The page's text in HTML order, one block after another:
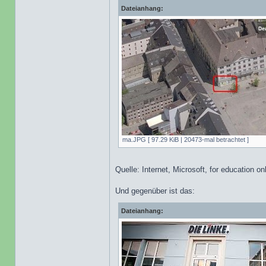
Dateianhang:
ma.JPG [ 97.29 KiB | 20473-mal betrachtet ]
Quelle: Internet, Microsoft, for education
Und gegenüber ist das:
Dateianhang: